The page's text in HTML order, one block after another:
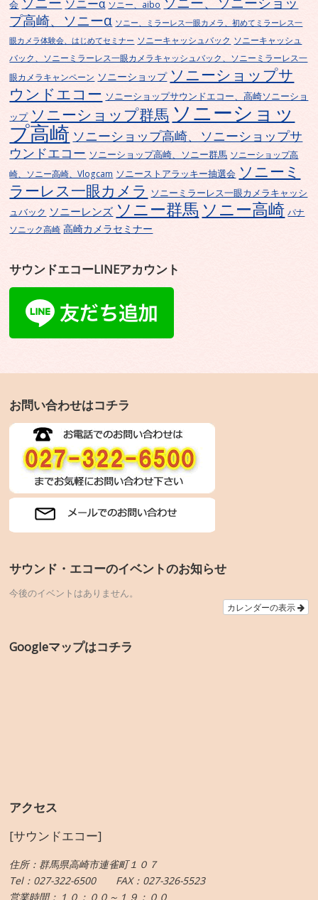
会
ソニーα ソニー、aibo
プ高崎、ソニーα ソニー、ミラーレス一眼カメラ、初めてミラーレス一
眼カメラ体験会、はじめてセミナー ソニーキャッシュバック ソニーキャッシュ
バック、ソニーミラーレス一眼カメラキャッシュバック、ソニーミラーレス一
眼カメラキャンペーン ソニーショップ ソニーショップサ
ウンドエコー ソニーショップサウンドエコー、高崎ソニーショ
ップ ソニーショップ群馬 ソニーショッ
プ高崎 ソニーショップ高崎、ソニーショップサ
ウンドエコー ソニーショップ高崎、ソニー群馬 ソニーショップ高
崎、ソニー高崎、Vlogcam ソニーストアラッキー抽選会 ソニーミ
ラーレス一眼カメラ ソニーミラーレス一眼カメラキャッシ
ュバック ソニーレンズ ソニー群馬 ソニー高崎 パナ
ソニック高崎 高崎カメラセミナー
サウンドエコーLINEアカウント
お問い合わせはコチラ
サウンド・エコーのイベントのお知らせ
今後のイベントはありません。
カレンダーの表示
Googleマップはコチラ
アクセス
[サウンドエコー]
住所：群馬県高崎市連雀町１０７
Tel：027-322-6500 FAX：027-326-5523
営業時間：１０：００～１９：００